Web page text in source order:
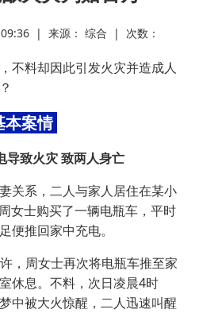
09:36 | 来源： 综合 | 次数：
不料却因此引发火灾并造成人
本案情
导致火灾 致两人身亡
关系，二人与家人居住在某小
女士购买了一辆电瓶车，平时
便推回家中充电。
，周女士再次将电瓶车推至家
休息。不料，次日凌晨4时
中被大火惊醒，二人迅速叫醒